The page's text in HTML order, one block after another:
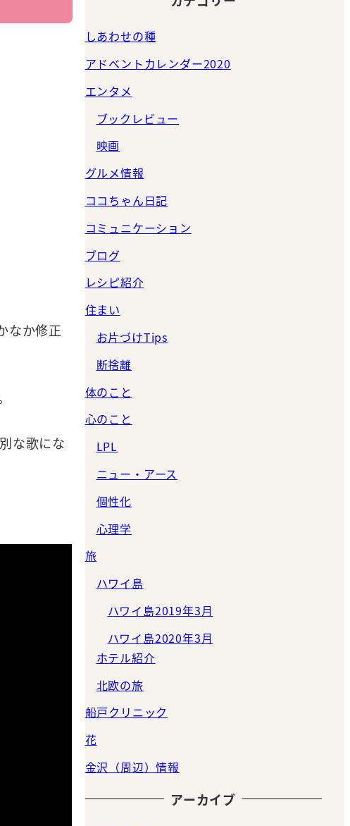
なか修正
な歌にな
しあわせの種
アドベントカレンダー2020
エンタメ
ブックレビュー
映画
グルメ情報
ココちゃん日記
コミュニケーション
ブログ
レシピ紹介
住まい
お片づけTips
断捨離
体のこと
心のこと
LPL
ニュー・アース
個性化
心理学
旅
ハワイ島
ハワイ島2019年3月
ハワイ島2020年3月
ホテル紹介
北欧の旅
船戸クリニック
花
金沢（周辺）情報
アーカイブ